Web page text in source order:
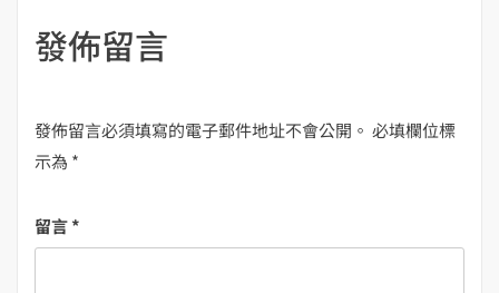
發佈留言
發佈留言必須填寫的電子郵件地址不會公開。 必填欄位標
示為 *
留言*